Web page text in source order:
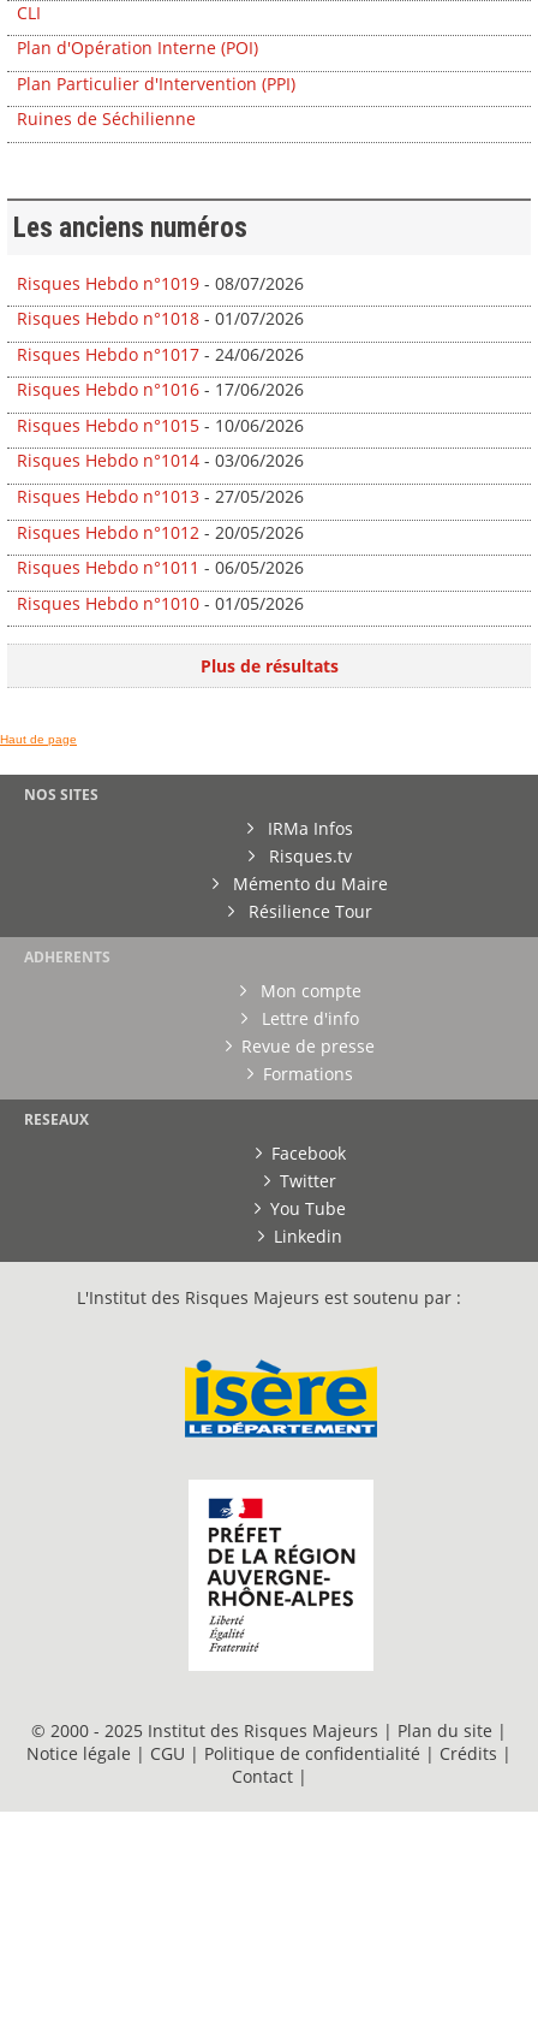
CLI
Plan d'Opération Interne (POI)
Plan Particulier d'Intervention (PPI)
Ruines de Séchilienne
Les anciens numéros
Risques Hebdo n°1019 - 08/07/2026
Risques Hebdo n°1018 - 01/07/2026
Risques Hebdo n°1017 - 24/06/2026
Risques Hebdo n°1016 - 17/06/2026
Risques Hebdo n°1015 - 10/06/2026
Risques Hebdo n°1014 - 03/06/2026
Risques Hebdo n°1013 - 27/05/2026
Risques Hebdo n°1012 - 20/05/2026
Risques Hebdo n°1011 - 06/05/2026
Risques Hebdo n°1010 - 01/05/2026
Plus de résultats
Haut de page
NOS SITES
IRMa Infos
Risques.tv
Mémento du Maire
Résilience Tour
ADHERENTS
Mon compte
Lettre d'info
Revue de presse
Formations
RESEAUX
Facebook
Twitter
You Tube
Linkedin
L'Institut des Risques Majeurs est soutenu par :
© 2000 - 2025 Institut des Risques Majeurs | Plan du site |
Notice légale | CGU | Politique de confidentialité | Crédits |
Contact |